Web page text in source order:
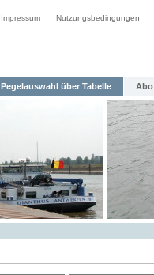
Impressum Nutzungsbedingungen
Pegelauswahl über Tabelle Abo